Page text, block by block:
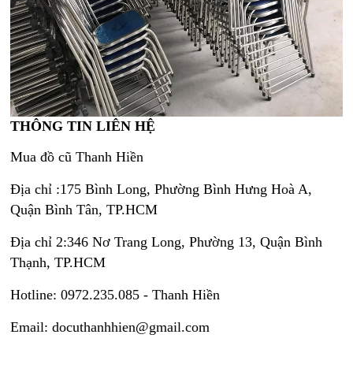
THÔNG TIN LIÊN HỆ
Mua đồ cũ Thanh Hiền
Địa chỉ :175 Bình Long, Phường Bình Hưng Hoà A,
Quận Bình Tân, TP.HCM
Địa chỉ 2:346 Nơ Trang Long, Phường 13, Quận Bình
Thạnh, TP.HCM
Hotline: 0972.235.085 - Thanh Hiền
Email: docuthanhhien@gmail.com